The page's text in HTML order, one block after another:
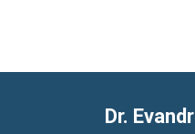
Dr.